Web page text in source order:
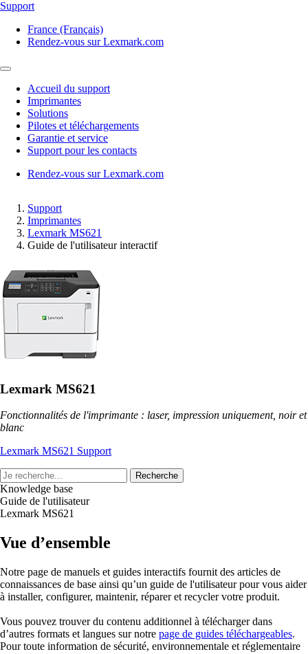
Support
France (Français)
Rendez-vous sur Lexmark.com
Accueil du support
Imprimantes
Solutions
Pilotes et téléchargements
Garantie et service
Support pour les contacts
Rendez-vous sur Lexmark.com
Support
Imprimantes
Lexmark MS621
Guide de l'utilisateur interactif
Lexmark MS621
Fonctionnalités de l'imprimante : laser, impression uniquement, noir et
blanc
Lexmark MS621 Support
Recherche
Knowledge base
Guide de l'utilisateur
Lexmark MS621
Vue d’ensemble
Notre page de manuels et guides interactifs fournit des articles de
connaissances de base ainsi qu’un guide de l'utilisateur pour vous aider
à installer, configurer, maintenir, réparer et recycler votre produit.
Vous pouvez trouver du contenu additionnel à télécharger dans
d’autres formats et langues sur notre page de guides téléchargeables.
Pour toute information de sécurité, environnementale et réglementaire